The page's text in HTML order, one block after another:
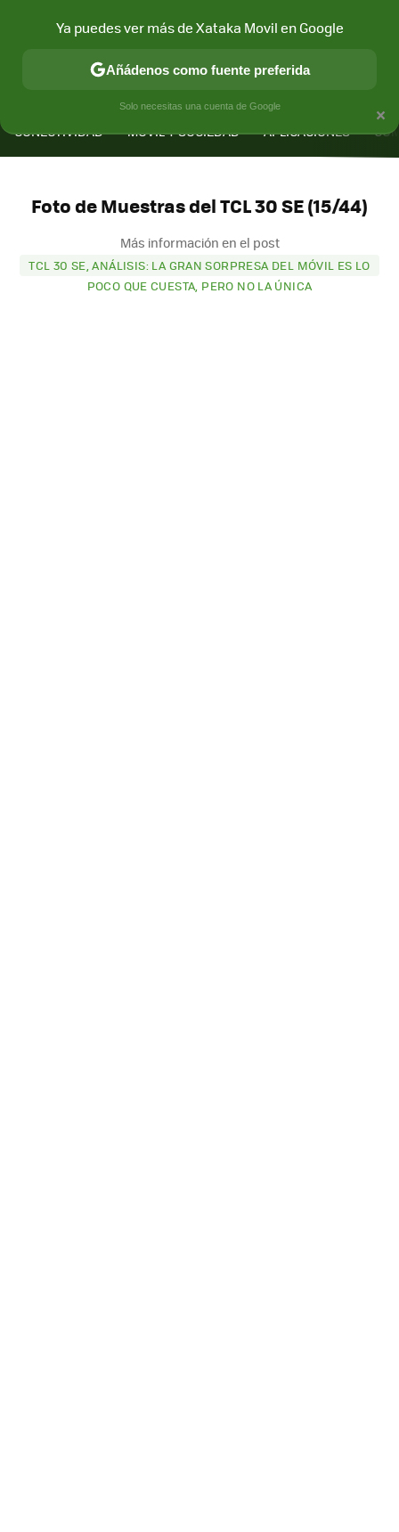
CONECTIVIDAD MÓVIL Y SOCIEDAD APLICACIONES
Foto de Muestras del TCL 30 SE (15/44)
Más información en el post
TCL 30 SE, ANÁLISIS: LA GRAN SORPRESA DEL MÓVIL ES LO
POCO QUE CUESTA, PERO NO LA ÚNICA
×
Ya puedes ver más de Xataka Movil en Google
Añádenos como fuente preferida
Solo necesitas una cuenta de Google